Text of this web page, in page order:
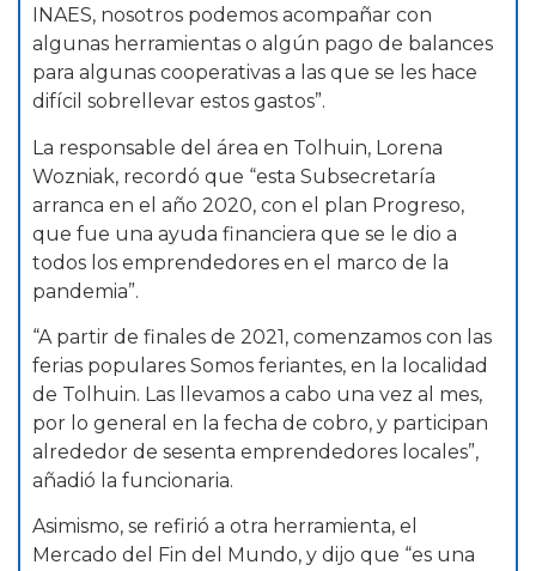
INAES, nosotros podemos acompañar con
algunas herramientas o algún pago de balances
para algunas cooperativas a las que se les hace
difícil sobrellevar estos gastos”.
La responsable del área en Tolhuin, Lorena
Wozniak, recordó que “esta Subsecretaría
arranca en el año 2020, con el plan Progreso,
que fue una ayuda financiera que se le dio a
todos los emprendedores en el marco de la
pandemia”.
“A partir de finales de 2021, comenzamos con las
ferias populares Somos feriantes, en la localidad
de Tolhuin. Las llevamos a cabo una vez al mes,
por lo general en la fecha de cobro, y participan
alrededor de sesenta emprendedores locales”,
añadió la funcionaria.
Asimismo, se refirió a otra herramienta, el
Mercado del Fin del Mundo, y dijo que “es una